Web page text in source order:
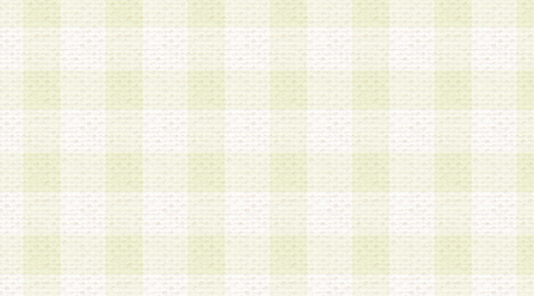
権者による承認手続きを行うものとします。
第3条 会員の登録方法
1.会員登録手続きは、会員登録希望者本人が行う
る登録は一切認められないものとします。
2.会員登録希望者は、本規約に同意の後、当社指
画 面」において、当社が指定する必要事項を入
を行うものとします。当社は、会員登録を承認し
会員として本サービスを 受けるためのログイン